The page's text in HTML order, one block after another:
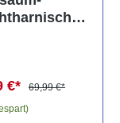
€*
69,99 €*